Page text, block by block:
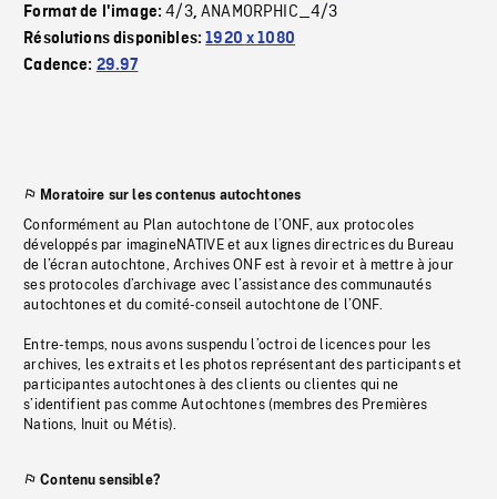
Format de l'image:4/3,ANAMORPHIC_4/3
Résolutions disponibles:1920 x 1080
Cadence: 29.97
Moratoire sur les contenus autochtones
Conformément au Plan autochtone de l’ONF, aux protocoles
développés par imagineNATIVE et aux lignes directrices du Bureau
de l’écran autochtone, Archives ONF est à revoir et à mettre à jour
ses protocoles d’archivage avec l’assistance des communautés
autochtones et du comité-conseil autochtone de l’ONF.
Entre-temps, nous avons suspendu l’octroi de licences pour les
archives, les extraits et les photos représentant des participants et
participantes autochtones à des clients ou clientes qui ne
s’identifient pas comme Autochtones (membres des Premières
Nations, Inuit ou Métis).
Contenu sensible?